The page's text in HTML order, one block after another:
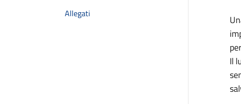
Allegati
Il